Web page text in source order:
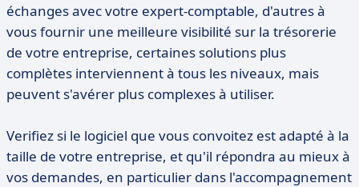
échanges avec votre expert-comptable, d'autres à
vous fournir une meilleure visibilité sur la trésorerie
de votre entreprise, certaines solutions plus
complètes interviennent à tous les niveaux, mais
peuvent s'avérer plus complexes à utiliser.
Verifiez si le logiciel que vous convoitez est adapté à la
taille de votre entreprise, et qu'il répondra au mieux à
vos demandes, en particulier dans l'accompagnement